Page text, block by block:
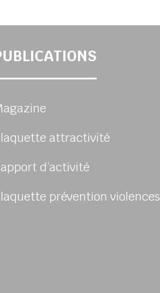
attractivité
d’activité
prévention violences